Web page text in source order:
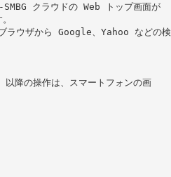
クラウドの Web トップ画面が
ラウザから Google、Yahoo などの検
以降の操作は、スマートフォンの画